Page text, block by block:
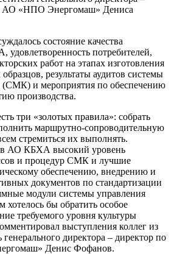
АО «НПО Энергомаш» Дениса
состояние качества
потребителей,
работ на этапах изготовления
результаты аудитов системы
(СМК) и мероприятия по обеспечению
производства.
три «золотых правила»: собрать
маршрутно-сопроводительную
стремиться их выполнять.
в АО КБХА высокий уровень
и процедур СМК и лучшие
обеспечению, внедрению и
документов по стандартизации
модули системы управления
хотелось бы обратить особое
требуемого уровня культуры
выступления коллег из
директора – директор по
Денис Фофанов.